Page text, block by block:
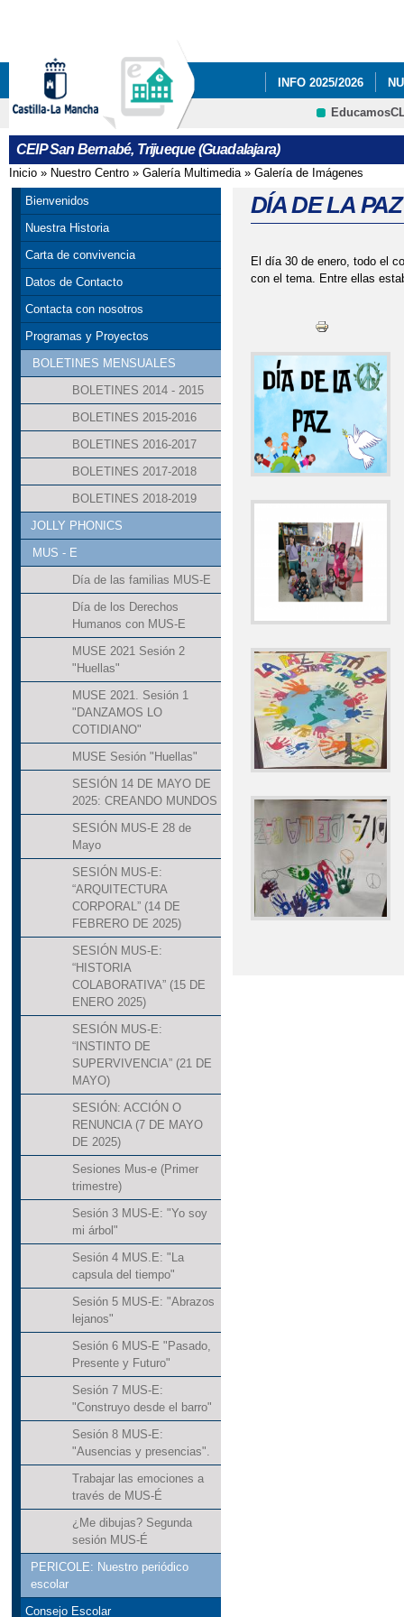
INFO 2025/2026
NUESTRAS FOTOS.
PLAN DE
RESULTADO DE LAS
CEIP San Bernabé, Trijueque (Guadalajara)
Se encuentra usted aquí
Inicio » Nuestro Centro » Galería Multimedia» Galería de Imágenes
Bienvenidos
Nuestra Historia
Carta de convivencia
Datos de Contacto
Contacta con nosotros
Programas y Proyectos
BOLETINES MENSUALES
BOLETINES 2014 - 2015
BOLETINES 2015-2016
BOLETINES 2016-2017
BOLETINES 2017-2018
BOLETINES 2018-2019
JOLLY PHONICS
MUS - E
Día de las familias MUS-E
Día de los Derechos
Humanos con MUS-E
MUSE 2021 Sesión 2
"Huellas"
MUSE 2021. Sesión 1
"DANZAMOS LO
COTIDIANO"
MUSE Sesión "Huellas"
SESIÓN 14 DE MAYO DE
2025: CREANDO MUNDOS
SESIÓN MUS-E 28 de
Mayo
SESIÓN MUS-E:
“ARQUITECTURA
CORPORAL” (14 DE
FEBRERO DE 2025)
SESIÓN MUS-E:
“HISTORIA
COLABORATIVA” (15 DE
ENERO 2025)
SESIÓN MUS-E:
“INSTINTO DE
SUPERVIVENCIA” (21 DE
MAYO)
SESIÓN: ACCIÓN O
RENUNCIA (7 DE MAYO
DE 2025)
Sesiones Mus-e (Primer
trimestre)
Sesión 3 MUS-E: "Yo soy
mi árbol"
Sesión 4 MUS.E: "La
capsula del tiempo"
Sesión 5 MUS-E: "Abrazos
lejanos"
Sesión 6 MUS-E "Pasado,
Presente y Futuro"
Sesión 7 MUS-E:
"Construyo desde el barro"
Sesión 8 MUS-E:
"Ausencias y presencias".
Trabajar las emociones a
través de MUS-É
¿Me dibujas? Segunda
sesión MUS-É
PERICOLE: Nuestro periódico
escolar
Consejo Escolar
DÍA DE LA PAZ
El día 30 de enero, todo el
con el tema. Entre ellas